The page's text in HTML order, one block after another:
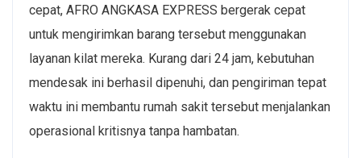
cepat, AFRO ANGKASA EXPRESS bergerak cepat
untuk mengirimkan barang tersebut menggunakan
layanan kilat mereka. Kurang dari 24 jam, kebutuhan
mendesak ini berhasil dipenuhi, dan pengiriman tepat
waktu ini membantu rumah sakit tersebut menjalankan
operasional kritisnya tanpa hambatan.